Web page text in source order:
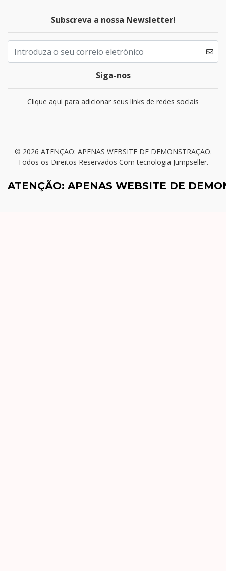
Subscreva a nossa Newsletter!
Siga-nos
Clique aqui para adicionar seus links de redes sociais
© 2026 ATENÇÃO: APENAS WEBSITE DE DEMONSTRAÇÃO.
Todos os Direitos Reservados Com tecnologia Jumpseller.
ATENÇÃO: APENAS WEBSITE DE